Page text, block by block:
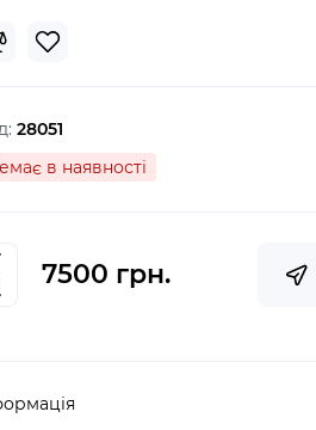
28051
в наявності
7500 грн.